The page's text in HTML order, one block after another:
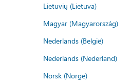
Lietuvių (Lietuva)
Magyar (Magyarország)
Nederlands (België)
Nederlands (Nederland)
Norsk (Norge)